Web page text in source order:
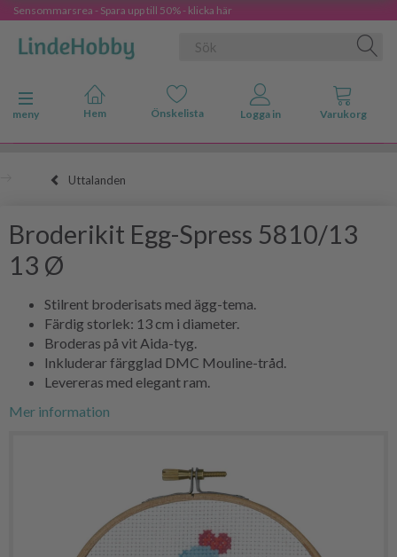
Sensommarsrea - Spara upp till 50% - klicka här
Ändra navigering
meny
Uttalanden
Broderikit Egg-Spress 5810/13
13 Ø
Stilrent broderisats med ägg-tema.
Färdig storlek: 13 cm i diameter.
Broderas på vit Aida-tyg.
Inkluderar färgglad DMC Mouline-tråd.
Levereras med elegant ram.
Mer information